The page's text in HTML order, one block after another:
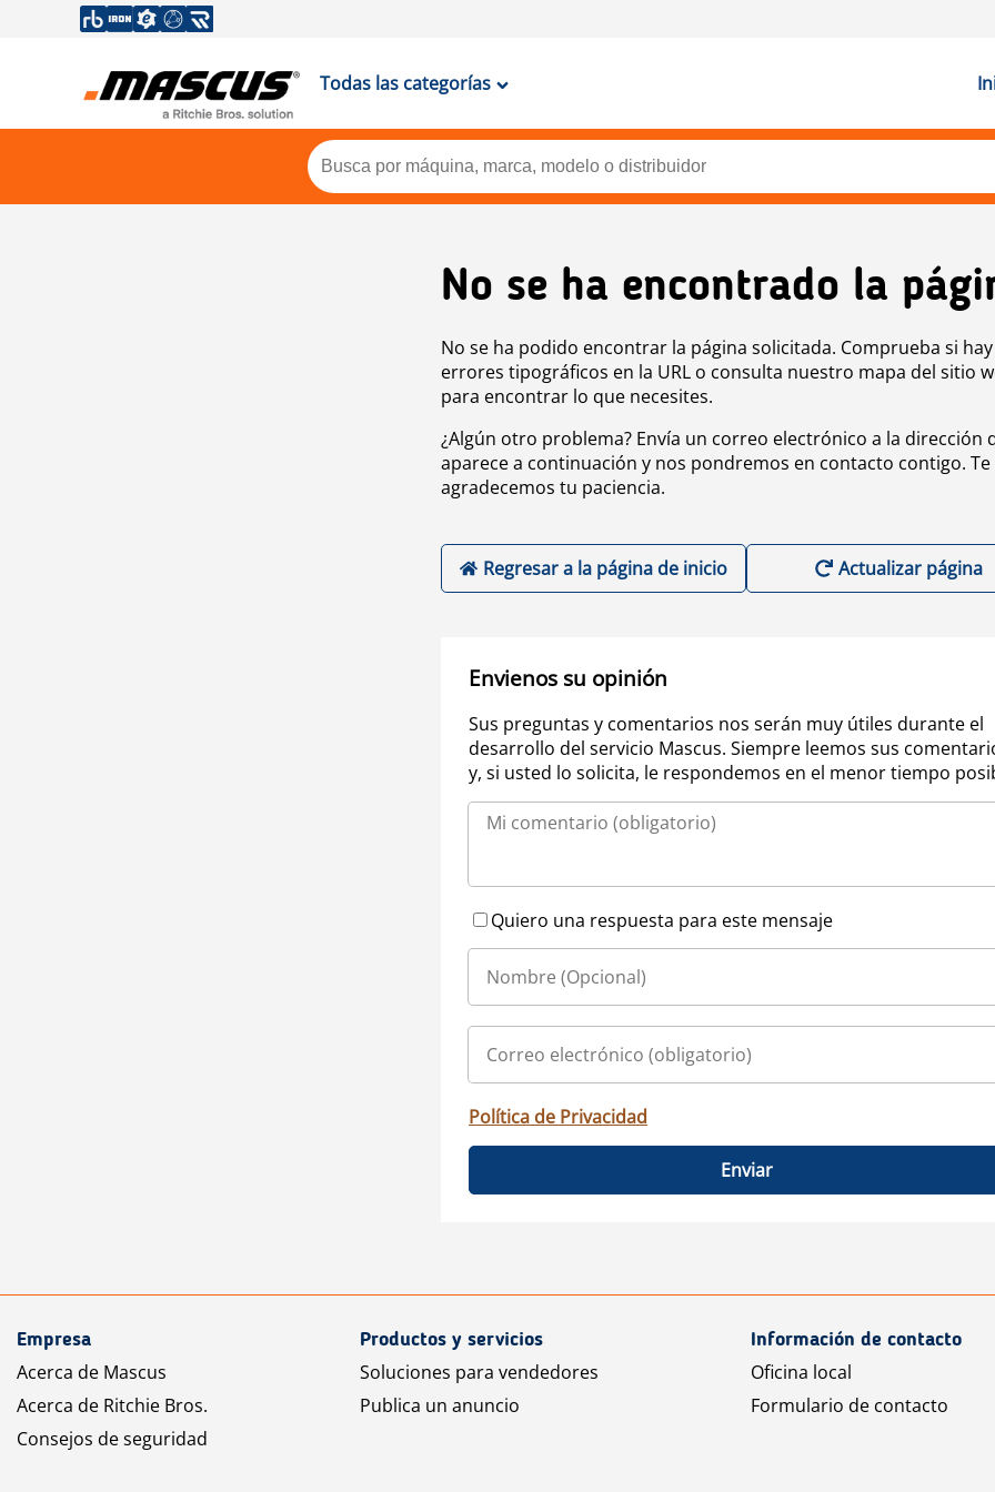
Todas las categorías
No se ha encontrado la
No se ha podido encontrar la página solicitada. Comprueba si hay
errores tipográficos en la URL o consulta nuestro mapa del sitio
para encontrar lo que necesites.
¿Algún otro problema? Envía un correo electrónico a la dirección
aparece a continuación y nos pondremos en contacto contigo. Te
agradecemos tu paciencia.
Regresar a la página de inicio Actualizar página
Envienos su opinión
Sus preguntas y comentarios nos serán muy útiles durante el
desarrollo del servicio Mascus. Siempre leemos sus
y, si usted lo solicita, le respondemos en el menor tiempo
Quiero una respuesta para este mensaje
Política de Privacidad
Enviar
Empresa
Acerca de Mascus
Acerca de Ritchie Bros.
Consejos de seguridad
Productos y servicios
Soluciones para vendedores
Publica un anuncio
Información de contacto
Oficina local
Formulario de contacto